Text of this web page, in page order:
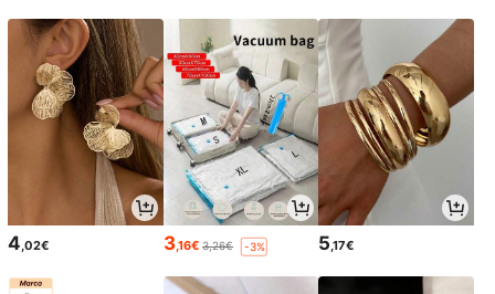
4,02€ 3,16€ 3,26€ -3% 5,17€